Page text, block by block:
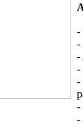
-
-
-
-
-
-
-